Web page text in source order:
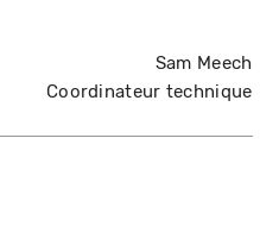
Sam Meech
Coordinateur technique